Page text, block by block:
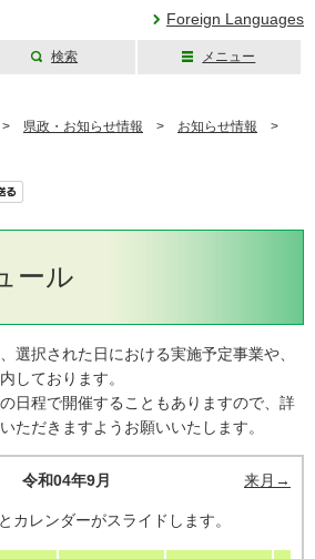
Foreign Languages
検索 メニュー
県政・お知らせ情報 > お知らせ情報 >
ール
選択された日における実施予定事業や、
しております。
日程で開催することもありますので、詳
ただきますようお願いいたします。
令和04年9月 来月→
カレンダーがスライドします。